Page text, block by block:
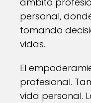
personal,
tomando
vidas.
El
profesional.
vida personal.